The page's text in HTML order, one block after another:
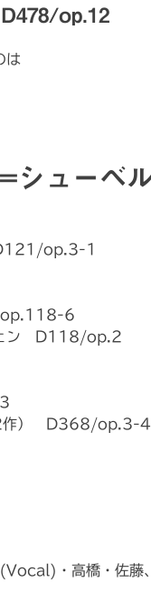
op.12
は
シューベ
op.3-1
op.118-6
ェン D118/op.2
2作） D368/op.3-4
・高橋・佐藤